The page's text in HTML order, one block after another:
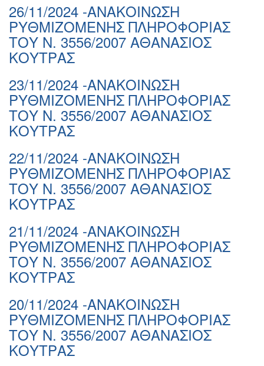
26/11/2024 -ΑΝΑΚΟΙΝΩΣΗ
ΡΥΘΜΙΖΟΜΕΝΗΣ ΠΛΗΡΟΦΟΡΙΑΣ
ΤΟΥ Ν. 3556/2007 ΑΘΑΝΑΣΙΟΣ
ΚΟΥΤΡΑΣ
23/11/2024 -ΑΝΑΚΟΙΝΩΣΗ
ΡΥΘΜΙΖΟΜΕΝΗΣ ΠΛΗΡΟΦΟΡΙΑΣ
ΤΟΥ Ν. 3556/2007 ΑΘΑΝΑΣΙΟΣ
ΚΟΥΤΡΑΣ
22/11/2024 -ΑΝΑΚΟΙΝΩΣΗ
ΡΥΘΜΙΖΟΜΕΝΗΣ ΠΛΗΡΟΦΟΡΙΑΣ
ΤΟΥ Ν. 3556/2007 ΑΘΑΝΑΣΙΟΣ
ΚΟΥΤΡΑΣ
21/11/2024 -ΑΝΑΚΟΙΝΩΣΗ
ΡΥΘΜΙΖΟΜΕΝΗΣ ΠΛΗΡΟΦΟΡΙΑΣ
ΤΟΥ Ν. 3556/2007 ΑΘΑΝΑΣΙΟΣ
ΚΟΥΤΡΑΣ
20/11/2024 -ΑΝΑΚΟΙΝΩΣΗ
ΡΥΘΜΙΖΟΜΕΝΗΣ ΠΛΗΡΟΦΟΡΙΑΣ
ΤΟΥ Ν. 3556/2007 ΑΘΑΝΑΣΙΟΣ
ΚΟΥΤΡΑΣ